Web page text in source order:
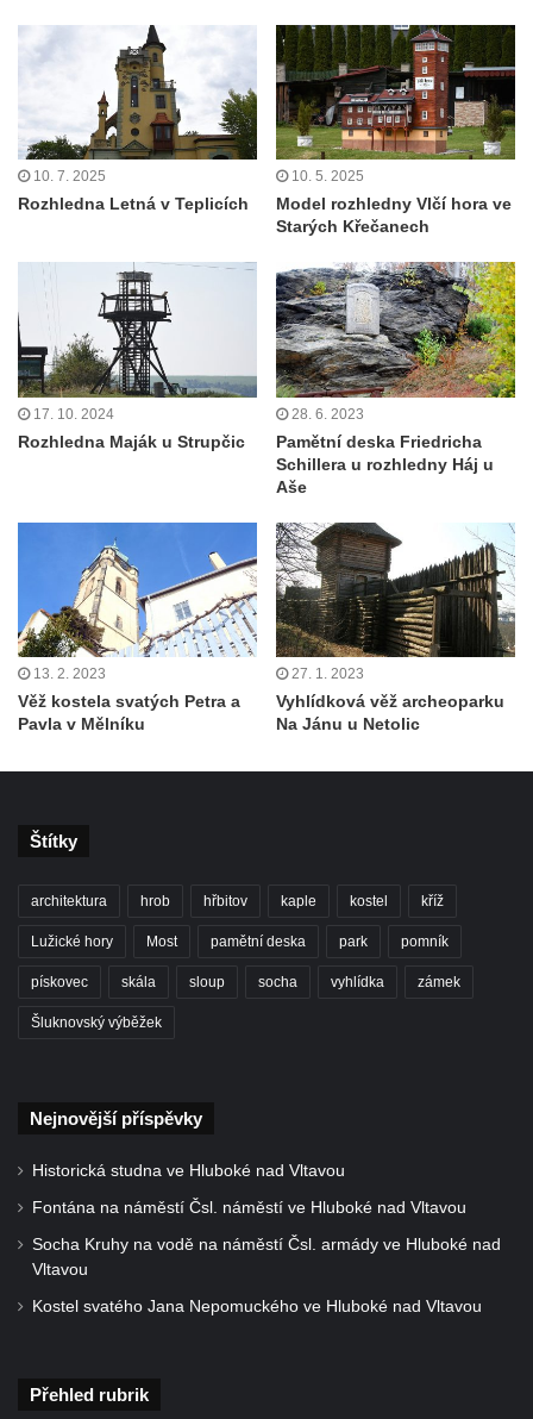
10. 7. 2025
Rozhledna Letná v Teplicích
10. 5. 2025
Model rozhledny Vlčí hora ve
Starých Křečanech
17. 10. 2024
Rozhledna Maják u Strupčic
28. 6. 2023
Pamětní deska Friedricha
Schillera u rozhledny Háj u
Aše
13. 2. 2023
Věž kostela svatých Petra a
Pavla v Mělníku
27. 1. 2023
Vyhlídková věž archeoparku
Na Jánu u Netolic
Štítky
architektura hrob hřbitov kaple kostel kříž
Lužické hory Most pamětní deska park pomník
pískovec skála sloup socha vyhlídka zámek
Šluknovský výběžek
Nejnovější příspěvky
Historická studna ve Hluboké nad Vltavou
Fontána na náměstí Čsl. náměstí ve Hluboké nad Vltavou
Socha Kruhy na vodě na náměstí Čsl. armády ve Hluboké nad
Vltavou
Kostel svatého Jana Nepomuckého ve Hluboké nad Vltavou
Přehled rubrik